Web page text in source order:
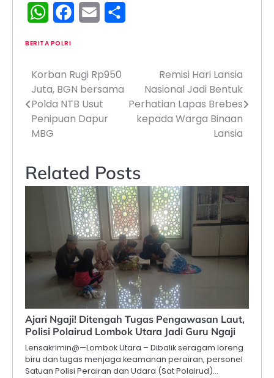
WhatsAppFacebook
Email
BERITA POLRI
Navigasi
pos
Korban Rugi Rp950
Juta, BGN bersama
Polda NTB Usut
Penipuan Dapur
MBG
Remisi Hari Lansia
Nasional Jadi Bentuk
Perhatian Lapas Brebes
kepada Warga Binaan
Lansia
Related Posts
Ajari Ngaji! Ditengah Tugas Pengawasan Laut,
Polisi Polairud Lombok Utara Jadi Guru Ngaji
Lensakrimin@—Lombok Utara – Dibalik seragam loreng
biru dan tugas menjaga keamanan perairan, personel
Satuan Polisi Perairan dan Udara (Sat Polairud)…